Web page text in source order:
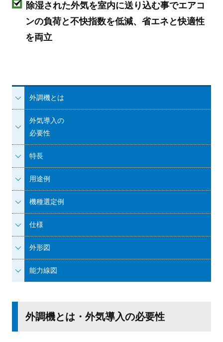
除湿された外気を室内に送り込む事でエアコ
ンの負荷と不快指数を低減、 省エネと快適性
を両立
外調機とは
外気導入の
必要性
特長
用途例
機種選定例
仕様
外形図
能力線図
外調機とは・外気導入の必要性